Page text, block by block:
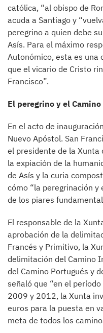
católica, “al obispo de
acuda a Santiago y
peregrino a quien debe
Asís. Para el máximo
Autonómico, esta es una
que el vicario de Cristo
Francisco”.
El peregrino y el Camino
En el acto de
Nuevo Apóstol. San
el presidente de la Xunta
la expiación de la
de Asís y la curia
cómo “la peregrinación y
de los piares
El responsable de la
aprobación de la
Francés y Primitivo, la
delimitación del Camino
del Camino Portugués y
señaló que “en el
2009 y 2012, la Xunta
euros para la puesta en
meta de todos los